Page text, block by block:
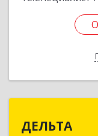
ДЕЛЬТА